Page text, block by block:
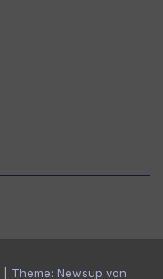
Theme: Newsup von